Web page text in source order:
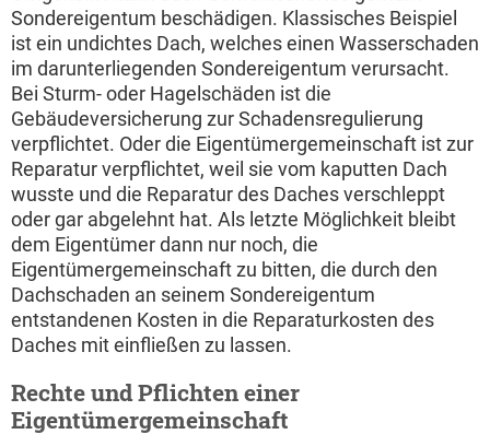
Sondereigentum beschädigen. Klassisches Beispiel
ist ein undichtes Dach, welches einen Wasserschaden
im darunterliegenden Sondereigentum verursacht.
Bei Sturm- oder Hagelschäden ist die
Gebäudeversicherung zur Schadensregulierung
verpflichtet. Oder die Eigentümergemeinschaft ist zur
Reparatur verpflichtet, weil sie vom kaputten Dach
wusste und die Reparatur des Daches verschleppt
oder gar abgelehnt hat. Als letzte Möglichkeit bleibt
dem Eigentümer dann nur noch, die
Eigentümergemeinschaft zu bitten, die durch den
Dachschaden an seinem Sondereigentum
entstandenen Kosten in die Reparaturkosten des
Daches mit einfließen zu lassen.
Rechte und Pflichten einer
Eigentümergemeinschaft